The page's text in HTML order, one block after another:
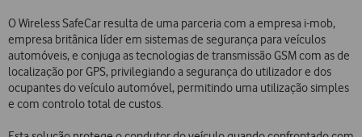
O Wireless SafeCar resulta de uma parceria com a empresa i-mob,
empresa britânica líder em sistemas de segurança para veículos
automóveis, e conjuga as tecnologias de transmissão GSM com as de
localização por GPS, privilegiando a segurança do utilizador e dos
ocupantes do veículo automóvel, permitindo uma utilização simples
e com controlo total de custos.